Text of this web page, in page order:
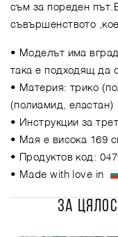
съм за пореден
съвършенството
• Моделът има
така е подходящ да
• Материя: трико
(полиамид, еластан)
• Инструкции за
• Мая е висока 169
• Продуктов код:
• Made with love in
ЗА